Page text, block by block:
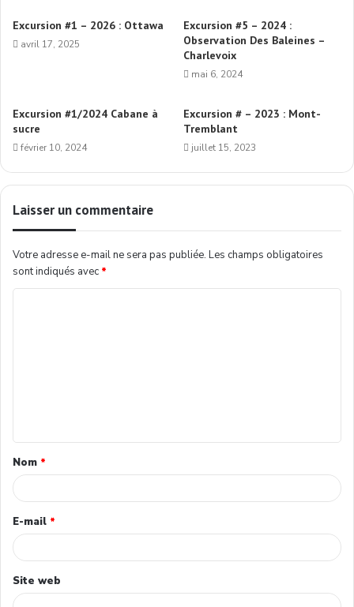
Excursion #1 – 2026 : Ottawa
avril 17, 2025
Excursion #5 – 2024 :
Observation Des Baleines –
Charlevoix
mai 6, 2024
Excursion #1/2024 Cabane à
sucre
février 10, 2024
Excursion # – 2023 : Mont-
Tremblant
juillet 15, 2023
Laisser un commentaire
Votre adresse e-mail ne sera pas publiée. Les champs obligatoires
sont indiqués avec *
Nom *
E-mail *
Site web